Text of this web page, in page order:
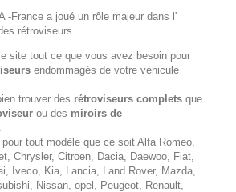
-France a joué un rôle majeur dans l'
rétroviseurs .
site tout ce que vous avez besoin pour
endommagés de votre véhicule
trouver des rétroviseurs complets que
ou des miroirs de
tout modèle que ce soit Alfa Romeo,
Chrysler, Citroen, Dacia, Daewoo, Fiat,
Iveco, Kia, Lancia, Land Rover, Mazda,
Nissan, opel, Peugeot, Renault,